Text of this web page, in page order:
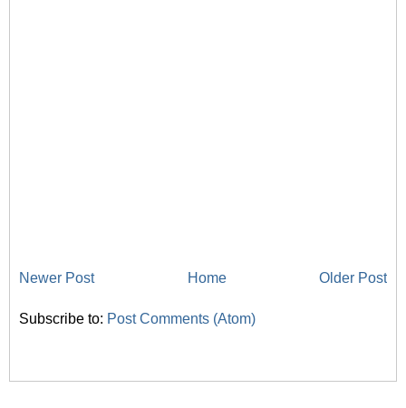
Newer Post Older Post
Home
Subscribe to: Post Comments (Atom)